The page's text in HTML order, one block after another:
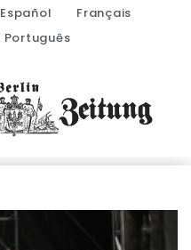
Español
Français
Português